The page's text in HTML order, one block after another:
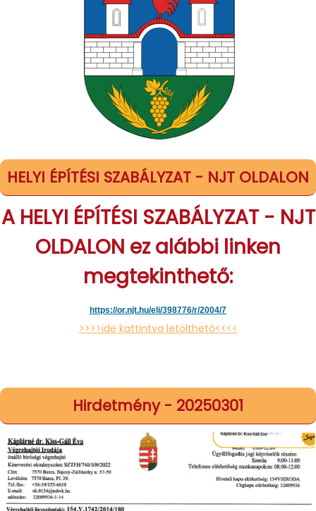
HELYI ÉPÍTÉSI SZABÁLYZAT - NJT OLDALON
A HELYI ÉPÍTÉSI SZABÁLYZAT - NJT
OLDALON ez alábbi linken
megtekinthető:
https://or.njt.hu/eli/398776/r/2004/7
>>>>ide kattintva letölthető<<<<
Hirdetmény - 20250301